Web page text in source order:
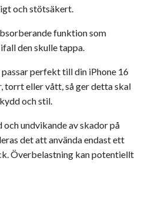
och stötsäkert.
funktion som
den skulle tappa.
perfekt till din iPhone 16
torrt eller vått, så ger detta skal
och stil.
undvikande av skador på
det att använda endast ett
Överbelastning kan potentiellt